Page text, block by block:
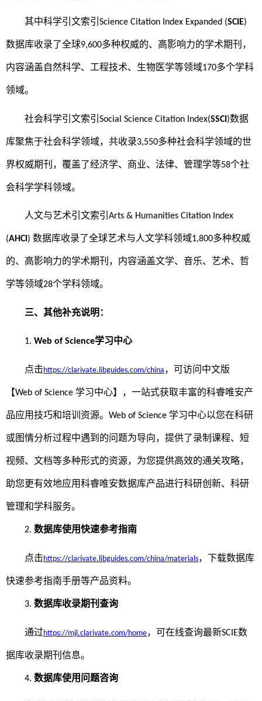
其中科学引文索引 Science Citation Index Expanded (SCIE)
数据库收录了全球9,600多种权威的、高影响力的学术期刊，
内容涵盖自然科学、工程技术、生物医学等领域170多个学科
领域。
社会科学引文索引 Social Science Citation Index(SSCI )数据
库聚焦于社会科学领域，共收录3,550多种社会科学领域的世
界权威期刊，覆盖了经济学、商业、法律、管理学等58个社
会科学学科领域。
人文与艺术引文索引 Arts & Humanities Citation Index
(AHCI ) 数据库收录了全球艺术与人文学科领域1,800多种权威
的、高影响力的学术期刊，内容涵盖文学、音乐、艺术、哲
学等领域28个学科领域。
三、其他补充说明：
1. Web of Science学习中心
点击https://clarivate.libguides.com/china ，可访问中文版
【Web of Science 学习中心】，一站式获取丰富的科睿唯安产
品应用技巧和培训资源。 Web of Science 学习中心以您在科研
或图情分析过程中遇到的问题为导向，提供了录制课程、短
视频、文档等多种形式的资源，为您提供高效的通关攻略，
助您更有效地应用科睿唯安数据库产品进行科研创新、科研
管理和学科服务。
2. 数据库使用快速参考指南
点击https://clarivate.libguides.com/china/materials， 下载数据库
快速参考指南手册等产品资料。
3. 数据库收录期刊查询
通过https://mjl.clarivate.com/home， 可在线查询最新SCIE数
据库收录期刊信息。
4. 数据库使用问题咨询